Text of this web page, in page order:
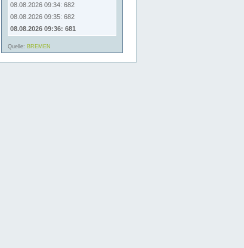
08.08.2026 09:34: 682
08.08.2026 09:35: 682
08.08.2026 09:36: 681
Quelle: BREMEN